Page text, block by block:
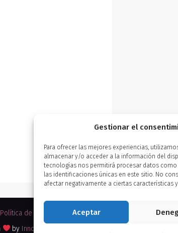
Gestionar el
Para ofrecer las mejores experiencias,
almacenar y/o acceder a la información del
tecnologías nos permitirá procesar datos
las identificaciones únicas en este sitio. No
afectar negativamente a ciertas características
Aceptar
Política de Privacidad
by Innova Música